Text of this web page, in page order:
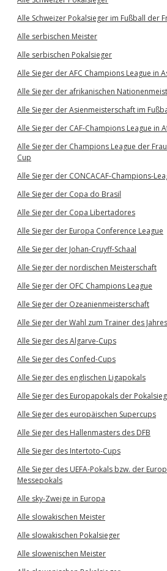
Alle Schweizer Pokalsieger im Fußball der
Alle serbischen Meister
Alle serbischen Pokalsieger
Alle Sieger der AFC Champions League in
Alle Sieger der afrikanischen
Alle Sieger der Asienmeisterschaft im
Alle Sieger der CAF-Champions League in
Alle Sieger der Champions League der
Cup
Alle Sieger der CONCACAF-Champions-
Alle Sieger der Copa do Brasil
Alle Sieger der Copa Libertadores
Alle Sieger der Europa Conference League
Alle Sieger der Johan-Cruyff-Schaal
Alle Sieger der nordischen Meisterschaft
Alle Sieger der OFC Champions League
Alle Sieger der Ozeanienmeisterschaft
Alle Sieger der Wahl zum Trainer des
Alle Sieger des Algarve-Cups
Alle Sieger des Confed-Cups
Alle Sieger des englischen Ligapokals
Alle Sieger des Europapokals der
Alle Sieger des europäischen Supercups
Alle Sieger des Hallenmasters des DFB
Alle Sieger des Intertoto-Cups
Alle Sieger des UEFA-Pokals bzw. der
Messepokals
Alle sky-Zweige in Europa
Alle slowakischen Meister
Alle slowakischen Pokalsieger
Alle slowenischen Meister